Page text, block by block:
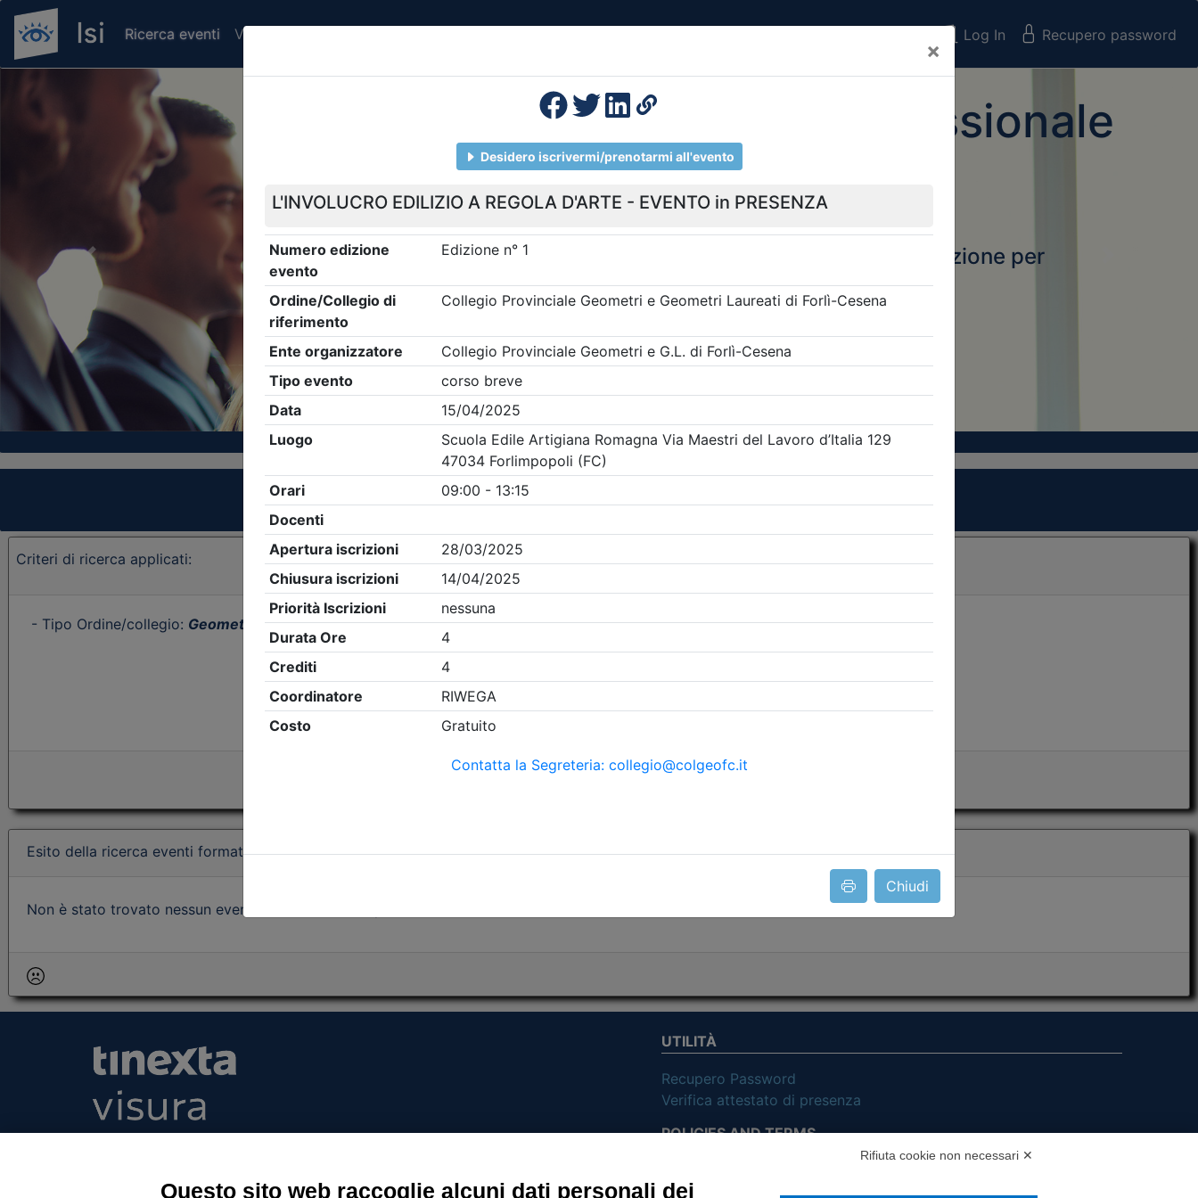
×
Chiudi
Ricerca eventi Verifica attestato di presenza Log In Recupero password
Formazione Professionale
Continua
Il portale della formazione per
Ordini e Collegi
Previous
Clicca qui - espandi la sezione dei filtri ricerca eventi
Criteri di ricerca applicati:
- Tipo Ordine/collegio: Geometri - Ordine:Forlì-Cesena- Eventi in programma dal8/8/2026
Nessun risultato per i parametri inseriti
Esito della ricerca eventi formativi
Non è stato trovato nessun evento formativo con i parametri di ricerca utilizzati
UTILITÀ
Recupero Password
Verifica attestato di presenza
POLICIES AND TERMS
Rifiuta cookie non necessari ✕
Questo sito web raccoglie alcuni dati personali dei